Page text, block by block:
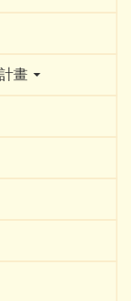
畫